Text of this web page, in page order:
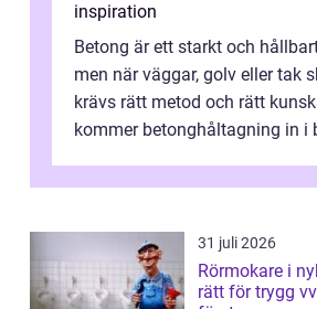
inspiration
Betong är ett starkt och
men när väggar, golv eller tak
krävs rätt metod och rätt
kommer betonghåltagning in i
31 juli 2026
Rörmokare i nyköping
rätt för trygg